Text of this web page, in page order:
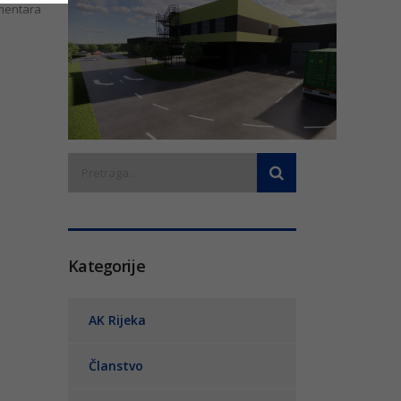
Kategorije
AK Rijeka
Članstvo